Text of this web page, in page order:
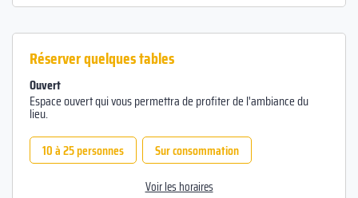
Réserver quelques tables
Ouvert
Espace ouvert qui vous permettra de profiter de l'ambiance du
lieu.
10 à 25 personnes
Sur consommation
Voir les horaires